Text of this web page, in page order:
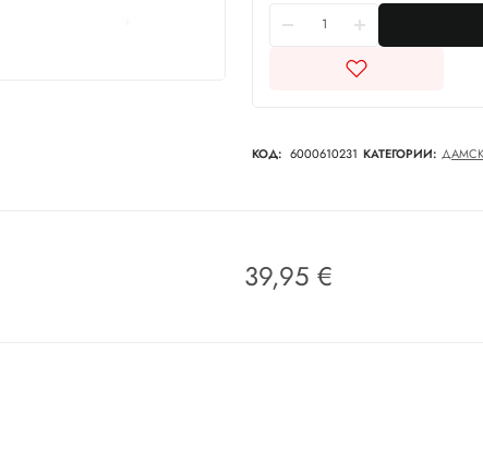
КОД: 6000610231 КАТЕГОРИИ:
39,95 €